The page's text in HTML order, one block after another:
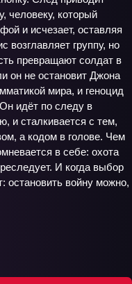
человеку, который
и исчезает, оставляя
возглавляет группу, но
превращают солдат в
он не остановит Джона
мира, и геноцид
идёт по следу в
и сталкивается с тем,
а кодом в голове. Чем
в себе: охота
И когда выбор
остановить войну можно,